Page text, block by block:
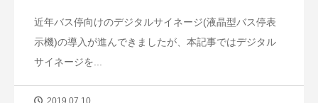
近年バス停向けのデジタルサイネージ(液晶型バス停表
示機)の導入が進んできましたが、本記事ではデジタル
サイネージを...
2019.07.10